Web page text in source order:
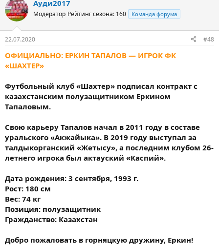
Ауди2017
Модератор Рейтинг сезона: 160 Команда форума
22.07.2020 #48
ОФИЦИАЛЬНО: ЕРКИН ТАПАЛОВ — ИГРОК ФК
«ШАХТЕР»
Футбольный клуб «Шахтер» подписал контракт с
казахстанским полузащитником Еркином
Тапаловым.
Свою карьеру Тапалов начал в 2011 году в составе
уральского «Акжайыка». В 2019 году выступал за
талдыкорганский «Жетысу», а последним клубом 26-
летнего игрока был актауский «Каспий».
Дата рождения: 3 сентября, 1993 г.
Рост: 180 см
Вес: 74 кг
Позиция: полузащитник
Гражданство: Казахстан
Добро пожаловать в горняцкую дружину, Еркин!